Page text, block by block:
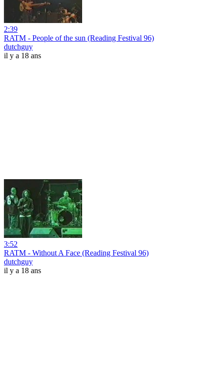
2:39
RATM - People of the sun (Reading Festival 96)
dutchguy
il y a 18 ans
3:52
RATM - Without A Face (Reading Festival 96)
dutchguy
il y a 18 ans